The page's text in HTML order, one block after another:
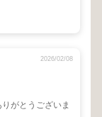
2026/02/08
がとうございま